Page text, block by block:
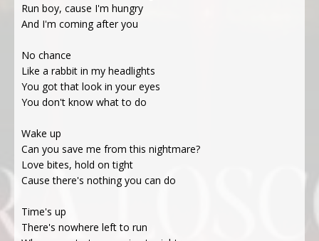
Run boy, cause I'm hungry
And I'm coming after you
No chance
Like a rabbit in my headlights
You got that look in your eyes
You don't know what to do
Wake up
Can you save me from this nightmare?
Love bites, hold on tight
Cause there's nothing you can do
Time's up
There's nowhere left to run